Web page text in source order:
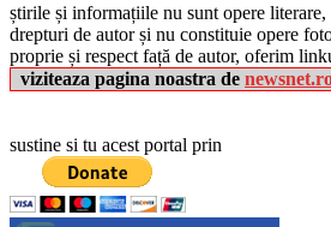
știrile și informațiile nu sunt opere literare,
drepturi de autor și nu constituie opere
proprie și respect față de autor, oferim
viziteaza pagina noastra de
sustine si tu acest portal prin